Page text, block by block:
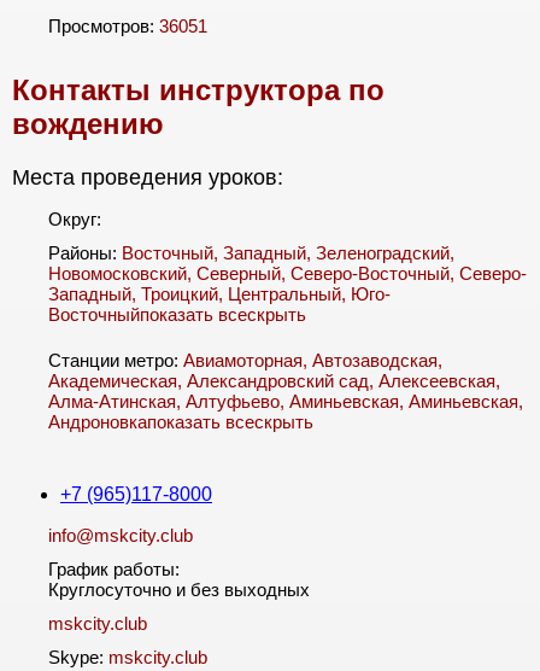
Просмотров: 36051
Контакты инструктора по
вождению
Места проведения уроков:
Округ:
Районы: Восточный, Западный, Зеленоградский,
Новомосковский, Северный, Северо-Восточный, Северо-
Западный, Троицкий, Центральный, Юго-
Восточныйпоказать всескрыть
Станции метро: Авиамоторная, Автозаводская,
Академическая, Александровский сад, Алексеевская,
Алма-Атинская, Алтуфьево, Аминьевская, Аминьевская,
Андроновкапоказать всескрыть
+7 (965)117-8000
info@mskcity.club
График работы:
Круглосуточно и без выходных
mskcity.club
Skype: mskcity.club